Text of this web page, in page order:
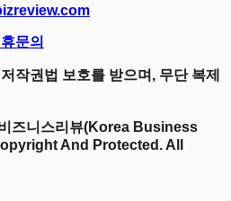
문의
작권법 보호를 받으며, 무단 복제
즈니스리뷰(Korea Business
And Protected. All